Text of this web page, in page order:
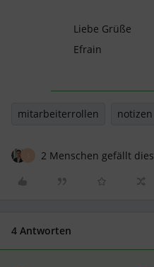
Liebe Grüße
Efrain
mitarbeiterrollen notizen
2 Menschen gefällt dies
4 Antworten